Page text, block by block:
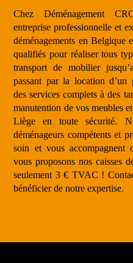
Chez Déménagement
entreprise professionnelle et
déménagements en Belgique
qualifiés pour réaliser tous
transport de mobilier
passant par la location d’un
des services complets à des
manutention de vos meubles
Liège en toute sécurité.
déménageurs compétents et
soin et vous accompagnent
vous proposons nos caisses
seulement 3 € TVAC !
bénéficier de notre expertise.